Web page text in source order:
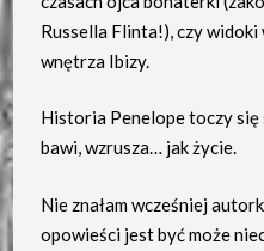
Russella Flinta!), czy
wnętrza Ibizy.
Historia Penelope toczy się
bawi, wzrusza… jak życie.
Nie znałam wcześniej
opowieści jest być może